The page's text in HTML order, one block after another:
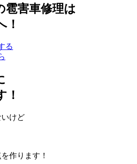
雹害車修理は
！
る
！
けど